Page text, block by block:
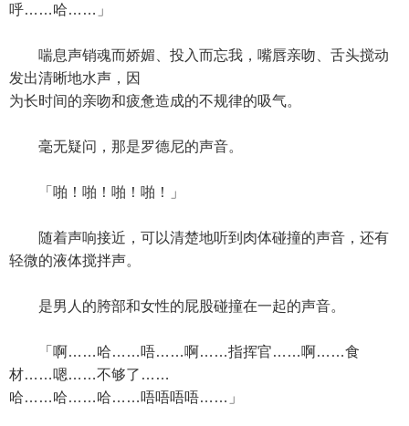
呼……哈……」
喘息声销魂而娇媚、投入而忘我，嘴唇亲吻、舌头搅动
发出清晰地水声，因
为长时间的亲吻和疲惫造成的不规律的吸气。
毫无疑问，那是罗德尼的声音。
「啪！啪！啪！啪！」
随着声响接近，可以清楚地听到肉体碰撞的声音，还有
轻微的液体搅拌声。
是男人的胯部和女性的屁股碰撞在一起的声音。
「啊……哈……唔……啊……指挥官……啊……食
材……嗯……不够了……
哈……哈……哈……唔唔唔唔……」